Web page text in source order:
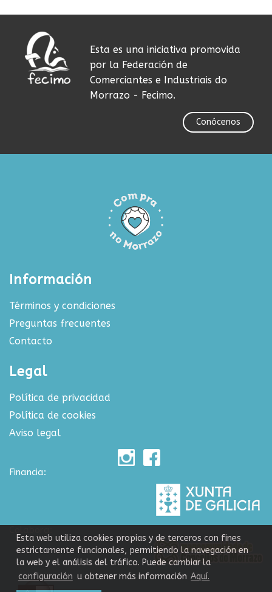
Esta es una iniciativa promovida
por la Federación de
Comerciantes e Industriais do
Morrazo - Fecimo.
Conócenos
Información
Términos y condiciones
Preguntas frecuentes
Contacto
Legal
Política de privacidad
Política de cookies
Aviso legal
Financia:
Esta web utiliza cookies propias y de terceros con fines
estrictamente funcionales, permitiendo la navegación en
la web y el análisis del tráfico. Puede cambiar la
configuración u obtener más información Aquí.